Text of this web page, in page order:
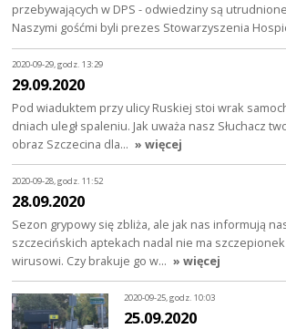
przebywających w DPS - odwiedziny są
Naszymi gośćmi byli prezes Stowarzyszenia
2020-09-29, godz. 13:29
29.09.2020
Pod wiaduktem przy ulicy Ruskiej stoi wrak
dniach uległ spaleniu. Jak uważa nasz Słuchacz
obraz Szczecina dla… » więcej
2020-09-28, godz. 11:52
28.09.2020
Sezon grypowy się zbliża, ale jak nas informują
szczecińskich aptekach nadal nie ma
wirusowi. Czy brakuje go w… » więcej
2020-09-25, godz. 10:03
25.09.2020